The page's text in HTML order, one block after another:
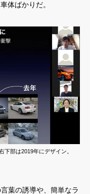
体ばかりだ。
下部は2019年にデザイン。
葉の誘導や、簡単なラ